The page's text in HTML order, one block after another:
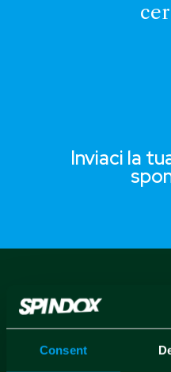
Consent
Inviaci la